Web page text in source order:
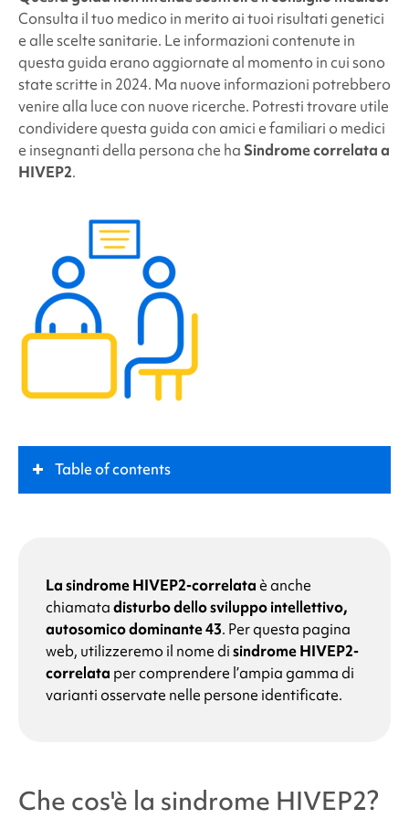
Consulta il tuo medico in merito ai tuoi risultati genetici
e alle scelte sanitarie. Le informazioni contenute in
questa guida erano aggiornate al momento in cui sono
state scritte in 2024. Ma nuove informazioni potrebbero
venire alla luce con nuove ricerche. Potresti trovare utile
condividere questa guida con amici e familiari o medici
e insegnanti della persona che ha Sindrome correlata a
HIVEP2.
Table of contents
Ruolo chiave
Sintomi
Quali sono le cause della sindrome HIVEP2?
La sindrome HIVEP2-correlataè anche
chiamatadisturbo dello sviluppo intellettivo,
autosomico dominante 43. Per questa pagina
web, utilizzeremo il nome disindrome HIVEP2-
correlata per comprendere l’ampia gamma di
varianti osservate nelle persone identificate.
Che cos'è la sindrome HIVEP2?